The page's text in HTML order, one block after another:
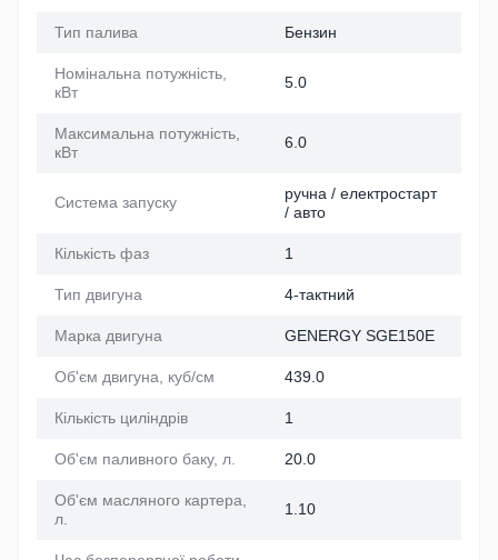
Тип палива Бензин
Номінальна потужність,
кВт
5.0
Максимальна потужність,
кВт
6.0
Система запуску
ручна / електростарт
/ авто
Кількість фаз 1
Тип двигуна 4-тактний
Марка двигуна GENERGY SGE150E
Об'єм двигуна, куб/см 439.0
Кількість циліндрів 1
Об'єм паливного баку, л. 20.0
Об'єм масляного картера,
л.
1.10